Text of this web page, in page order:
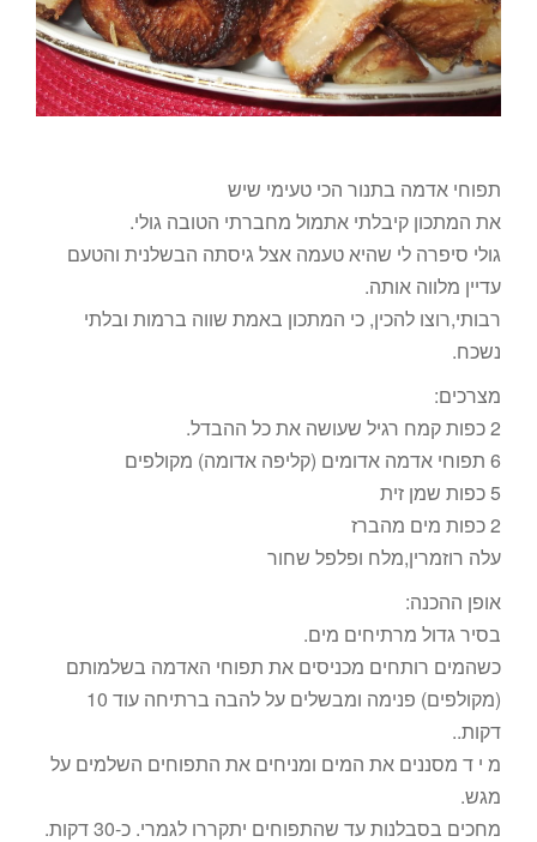
תפוחי אדמה בתנור הכי טעימי שיש
את המתכון קיבלתי אתמול מחברתי הטובה גולי.
גולי סיפרה לי שהיא טעמה אצל גיסתה הבשלנית והטעם
עדיין מלווה אותה.
רבותי,רוצו להכין, כי המתכון באמת שווה ברמות ובלתי
נשכח.
מצרכים:
2 כפות קמח רגיל שעושה את כל ההבדל.
6 תפוחי אדמה אדומים (קליפה אדומה) מקולפים
5 כפות שמן זית
2 כפות מים מהברז
עלה רוזמרין,מלח ופלפל שחור
אופן ההכנה:
בסיר גדול מרתיחים מים.
כשהמים רותחים מכניסים את תפוחי האדמה בשלמותם
(מקולפים) פנימה ומבשלים על להבה ברתיחה עוד 10
דקות..
מ י ד מסננים את המים ומניחים את התפוחים השלמים על
מגש.
מחכים בסבלנות עד שהתפוחים יתקררו לגמרי. כ-30 דקות.